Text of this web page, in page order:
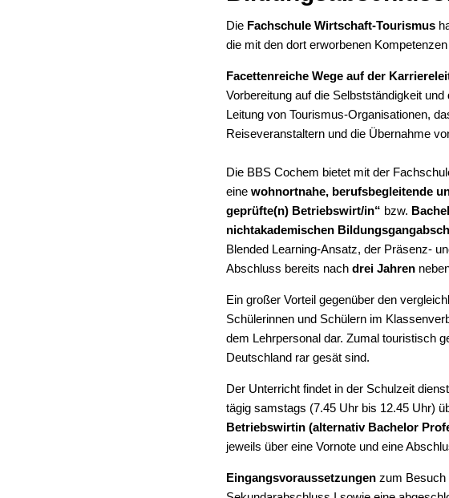
Die Fachschule Wirtschaft-Tourismus
die mit den dort erworbenen
Facettenreiche Wege auf der
Vorbereitung auf die Selbstständigkeit
Leitung von Tourismus-Organisationen,
Reiseveranstaltern und die Übernahme
Die BBS Cochem bietet mit der
eine wohnortnahe, berufsbegleitende
geprüfte(n) Betriebswirt/in“ bzw.
nichtakademischen
Blended Learning-Ansatz, der Präsenz-
Abschluss bereits nach drei Jahren
Ein großer Vorteil gegenüber den
Schülerinnen und Schülern im
dem Lehrpersonal dar. Zumal touristisch
Deutschland rar gesät sind.
Der Unterricht findet in der Schulzeit
tägig samstags (7.45 Uhr bis 12.45 Uhr)
Betriebswirtin (alternativ Bachelor
jeweils über eine Vornote und eine
Eingangsvoraussetzungen zum Besuch